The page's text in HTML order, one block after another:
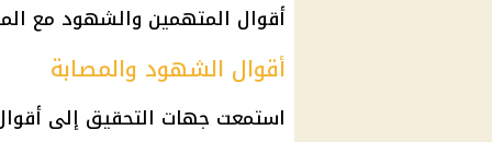
أقوال المتهمين والشهود مع
أقوال الشهود والمصابة
استمعت جهات التحقيق إلى